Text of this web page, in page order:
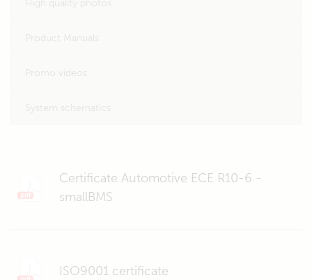
Certificate Automotive ECE R10-6 -
smallBMS
ISO9001 certificate